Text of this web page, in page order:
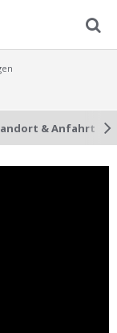
& Anfahrt